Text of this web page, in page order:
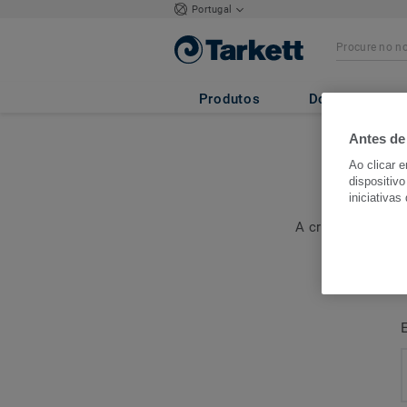
Portugal
Produtos Documentos
A criação de
pedidos,
Antes
Ao clicar
iniciativas